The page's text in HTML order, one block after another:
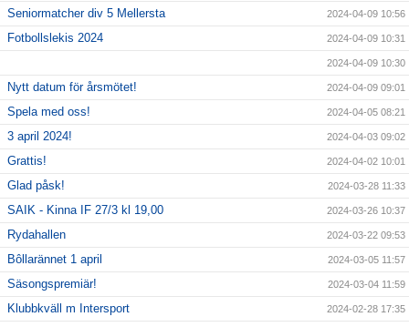
Seniormatcher div 5 Mellersta 2024-04-09 10:56
Fotbollslekis 2024 2024-04-09 10:31
2024-04-09 10:30
Nytt datum för årsmötet! 2024-04-09 09:01
Spela med oss! 2024-04-05 08:21
3 april 2024! 2024-04-03 09:02
Grattis! 2024-04-02 10:01
Glad påsk! 2024-03-28 11:33
SAIK - Kinna IF 27/3 kl 19,00 2024-03-26 10:37
Rydahallen 2024-03-22 09:53
Bôllarännet 1 april 2024-03-05 11:57
Säsongspremiär! 2024-03-04 11:59
Klubbkväll m Intersport 2024-02-28 17:35